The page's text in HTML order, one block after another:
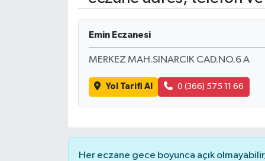
Emin Eczanesi
MERKEZ MAH.SINARCIK CAD.NO.6 A
Yol Tarifi Al 0 (366) 575 11 66
Her eczane gece boyunca açık
Resmi ilanlar